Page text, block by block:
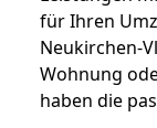
für Ihren
Neukirchen-
Wohnung
haben die